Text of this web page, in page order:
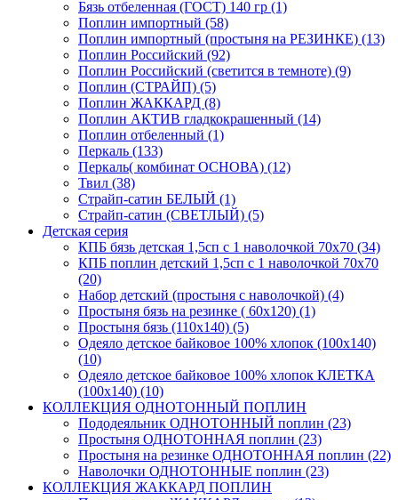
Бязь отбеленная (ГОСТ) 140 гр (1)
Поплин импортный (58)
Поплин импортный (простыня на РЕЗИНКЕ) (13)
Поплин Российский (92)
Поплин Российский (светится в темноте) (9)
Поплин (СТРАЙП) (5)
Поплин ЖАККАРД (8)
Поплин АКТИВ гладкокрашенный (14)
Поплин отбеленный (1)
Перкаль (133)
Перкаль( комбинат ОСНОВА) (12)
Твил (38)
Страйп-сатин БЕЛЫЙ (1)
Страйп-сатин (СВЕТЛЫЙ) (5)
Детская серия
КПБ бязь детская 1,5сп с 1 наволочкой 70х70 (34)
КПБ поплин детский 1,5сп с 1 наволочкой 70х70
(20)
Набор детский (простыня с наволочкой) (4)
Простыня бязь на резинке ( 60х120) (1)
Простыня бязь (110х140) (5)
Одеяло детское байковое 100% хлопок (100х140)
(10)
Одеяло детское байковое 100% хлопок КЛЕТКА
(100х140) (10)
КОЛЛЕКЦИЯ ОДНОТОННЫЙ ПОПЛИН
Пододеяльник ОДНОТОННЫЙ поплин (23)
Простыня ОДНОТОННАЯ поплин (23)
Простыня на резинке ОДНОТОННАЯ поплин (22)
Наволочки ОДНОТОННЫЕ поплин (23)
КОЛЛЕКЦИЯ ЖАККАРД ПОПЛИН